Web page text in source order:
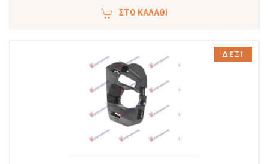
ΣΤΟ ΚΑΛΆΘΙ
ΔΕΞΙ